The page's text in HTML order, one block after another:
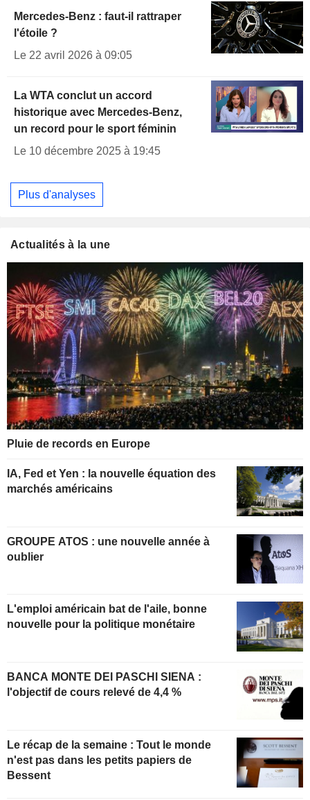
Mercedes-Benz : faut-il rattraper
l'étoile ?
Le 22 avril 2026 à 09:05
La WTA conclut un accord
historique avec Mercedes-Benz,
un record pour le sport féminin
Le 10 décembre 2025 à 19:45
Plus d'analyses
Actualités à la une
Pluie de records en Europe
IA, Fed et Yen : la nouvelle équation des
marchés américains
GROUPE ATOS : une nouvelle année à
oublier
L'emploi américain bat de l'aile, bonne
nouvelle pour la politique monétaire
BANCA MONTE DEI PASCHI SIENA :
l'objectif de cours relevé de 4,4 %
Le récap de la semaine : Tout le monde
n'est pas dans les petits papiers de
Bessent